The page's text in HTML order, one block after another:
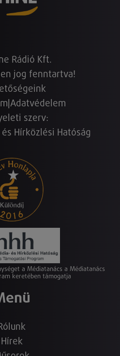
Rádió Kft.
jog fenntartva!
Adatvédelem
szerv:
Hírközlési Hatóság
a Médiatanács a Médiatanács
keretében támogatja
Hírek